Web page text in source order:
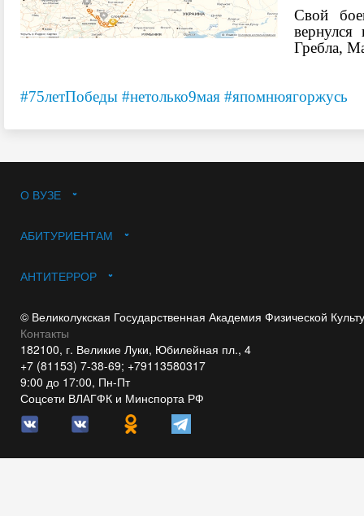
Свой
Гребла,
#75летПобеды #нетолько9мая #япомнюягоржусь
О ВУЗЕ
АБИТУРИЕНТАМ
АНТИТЕРРОР
© Великолукская Государственная Академия Физической
Контакты
182100, г. Великие Луки, Юбилейная пл., 4
+7 (81153) 7-38-69; +79113580317
9:00 до 17:00, Пн-Пт
Соцсети ВЛАГФК и Минспорта РФ